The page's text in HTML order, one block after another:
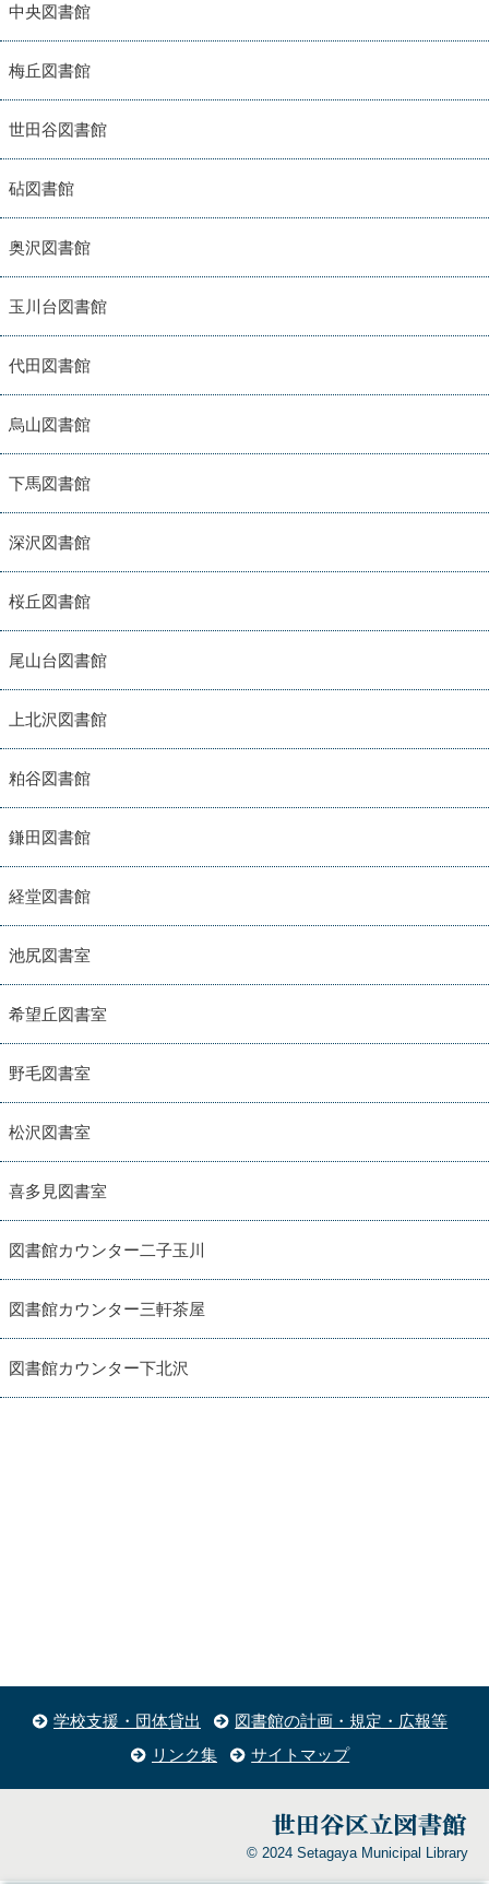
中央図書館
梅丘図書館
世田谷図書館
砧図書館
奥沢図書館
玉川台図書館
代田図書館
烏山図書館
下馬図書館
深沢図書館
桜丘図書館
尾山台図書館
上北沢図書館
粕谷図書館
鎌田図書館
経堂図書館
池尻図書室
希望丘図書室
野毛図書室
松沢図書室
喜多見図書室
図書館カウンター二子玉川
図書館カウンター三軒茶屋
図書館カウンター下北沢
学校支援・団体貸出
図書館の計画・規定・広報等
リンク集
サイトマップ
© 2024 Setagaya Municipal Library